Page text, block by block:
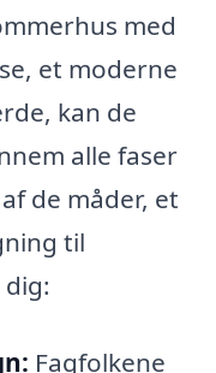
med
et moderne
kan de
alle faser
de måder, et
til
Fagfolkene